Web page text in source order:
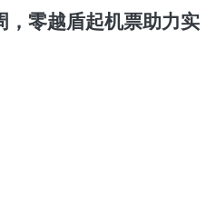
，零越盾起机票助力实